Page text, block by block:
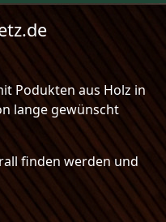
Podukten aus Holz in
lange gewünscht
finden werden und